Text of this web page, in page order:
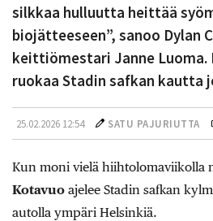
silkkaa hulluutta heittää
biojätteeseen”, sanoo Dylan
keittiömestari Janne Luoma.
ruokaa Stadin safkan kautta
25.02.2026 12:54 SATU PAJURIUTTA
Kun moni vielä hiihtolomaviikolla
Kotavuo ajelee Stadin safkan
autolla ympäri Helsinkiä.